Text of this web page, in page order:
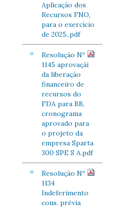
Aplicação dos
Recursos FNO,
para o exercício
de 2025..pdf
Resolução Nº
1145 aprovaçãi
da liberação
financeiro de
recursos do
FDA para BB,
cronograma
aprovado para
o projeto da
empresa Sparta
300 SPE S A.pdf
Resolução Nº
1134
Indeferimento
cons. prévia